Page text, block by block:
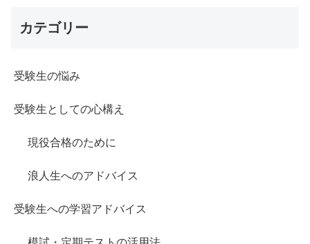
カテゴリー
受験生の悩み
受験生としての心構え
現役合格のために
浪人生へのアドバイス
受験生への学習アドバイス